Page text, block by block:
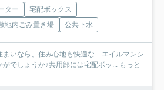
ター
宅配ボックス
地内ごみ置き場 公共下水
いなら、住み心地も快適な「エイルマンシ
がでしょうか♪共用部には宅配ボッ... もっと